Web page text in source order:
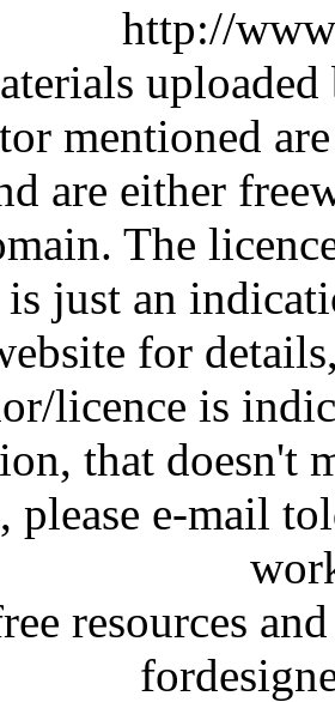
http://
mentioned
are either
The
just an
for
licence is
that doesn't
please e-mail
resources